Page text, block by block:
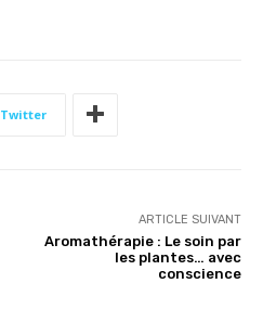
Twitter
ARTICLE SUIVANT
Aromathérapie : Le soin par
les plantes… avec
conscience